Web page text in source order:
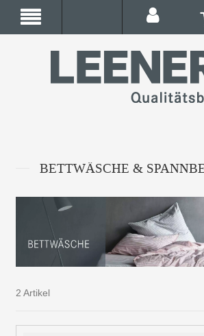
BETTWÄSCHE &
2 Artikel